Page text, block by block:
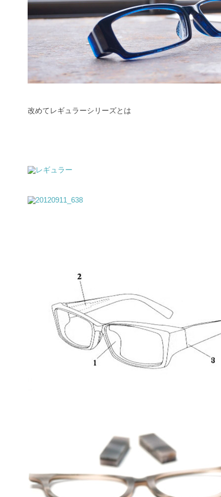
改めてレギュラーシリーズとは